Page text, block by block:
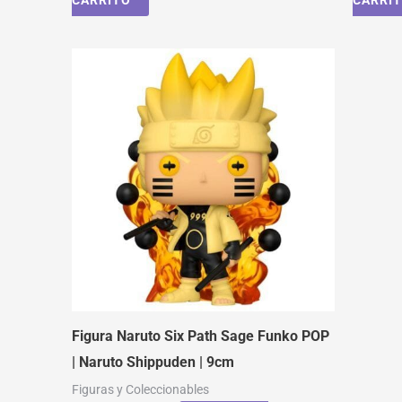
Figura Naruto Six Path Sage Funko POP
| Naruto Shippuden | 9cm
Figuras y Coleccionables